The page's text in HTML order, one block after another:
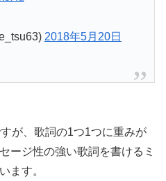
2018年5月20日
が、歌詞の1つ1つに重みが
ージ性の強い歌詞を書けるミ
ます。